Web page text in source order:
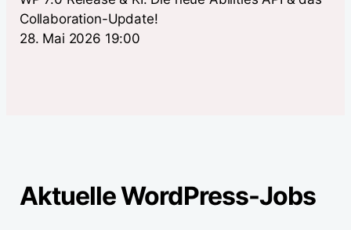
Collaboration-Update!
28. Mai 2026 19:00
Aktuelle WordPress-Jobs